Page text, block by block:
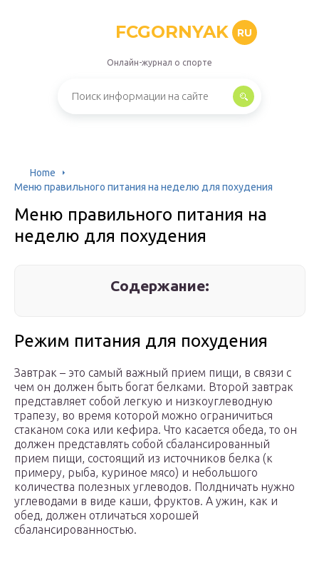
FCGORNYAK RU
Онлайн-журнал о спорте
Home
Меню правильного питания на неделю для похудения
Меню правильного питания на
неделю для похудения
Содержание:
Режим питания для похудения
Завтрак – это самый важный прием пищи, в связи с
чем он должен быть богат белками. Второй завтрак
представляет собой легкую и низкоуглеводную
трапезу, во время которой можно ограничиться
стаканом сока или кефира. Что касается обеда, то он
должен представлять собой сбалансированный
прием пищи, состоящий из источников белка (к
примеру, рыба, куриное мясо) и небольшого
количества полезных углеводов. Полдничать нужно
углеводами в виде каши, фруктов. А ужин, как и
обед, должен отличаться хорошей
сбалансированностью.